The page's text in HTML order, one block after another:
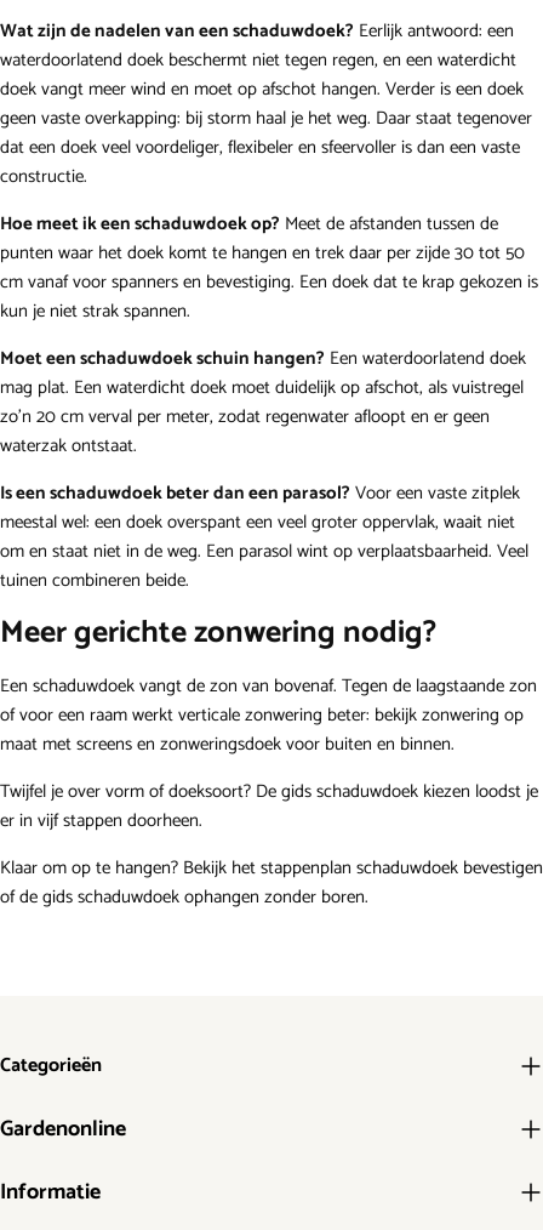
Wat zijn de nadelen van een schaduwdoek? Eerlijk antwoord: een
waterdoorlatend doek beschermt niet tegen regen, en een waterdicht
doek vangt meer wind en moet op afschot hangen. Verder is een doek
geen vaste overkapping: bij storm haal je het weg. Daar staat tegenover
dat een doek veel voordeliger, flexibeler en sfeervoller is dan een vaste
constructie.
Hoe meet ik een schaduwdoek op? Meet de afstanden tussen de
punten waar het doek komt te hangen en trek daar per zijde 30 tot 50
cm vanaf voor spanners en bevestiging. Een doek dat te krap gekozen is
kun je niet strak spannen.
Moet een schaduwdoek schuin hangen? Een waterdoorlatend doek
mag plat. Een waterdicht doek moet duidelijk op afschot, als vuistregel
zo'n 20 cm verval per meter, zodat regenwater afloopt en er geen
waterzak ontstaat.
Is een schaduwdoek beter dan een parasol? Voor een vaste zitplek
meestal wel: een doek overspant een veel groter oppervlak, waait niet
om en staat niet in de weg. Een parasol wint op verplaatsbaarheid. Veel
tuinen combineren beide.
Meer gerichte zonwering nodig?
Een schaduwdoek vangt de zon van bovenaf. Tegen de laagstaande zon
of voor een raam werkt verticale zonwering beter: bekijkzonwering op
maat met screens en zonweringsdoek voor buiten en binnen.
Twijfel je over vorm of doeksoort? De gidsschaduwdoek kiezen loodst je
er in vijf stappen doorheen.
Klaar om op te hangen? Bekijk hetstappenplan schaduwdoek bevestigen
of de gidsschaduwdoek ophangen zonder boren.
Categorieën
Gardenonline
Informatie